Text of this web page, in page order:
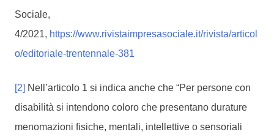
Sociale,
4/2021, https://www.rivistaimpresasociale.it/rivista/articol
o/editoriale-trentennale-381
[2] Nell’articolo 1 si indica anche che “Per persone con
disabilità si intendono coloro che presentano durature
menomazioni fisiche, mentali, intellettive o sensoriali